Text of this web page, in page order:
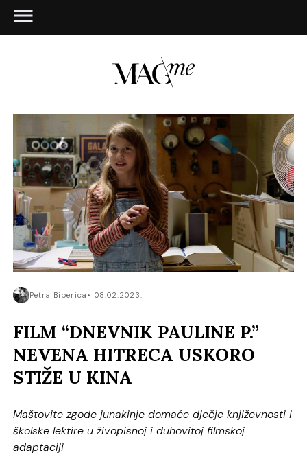
Petra Biberica 08.02.2023.
FILM “DNEVNIK PAULINE P.”
NEVENA HITRECA USKORO
STIŽE U KINA
Maštovite zgode junakinje domaće dječje književnosti i
školske lektire u živopisnoj i duhovitoj filmskoj
adaptaciji